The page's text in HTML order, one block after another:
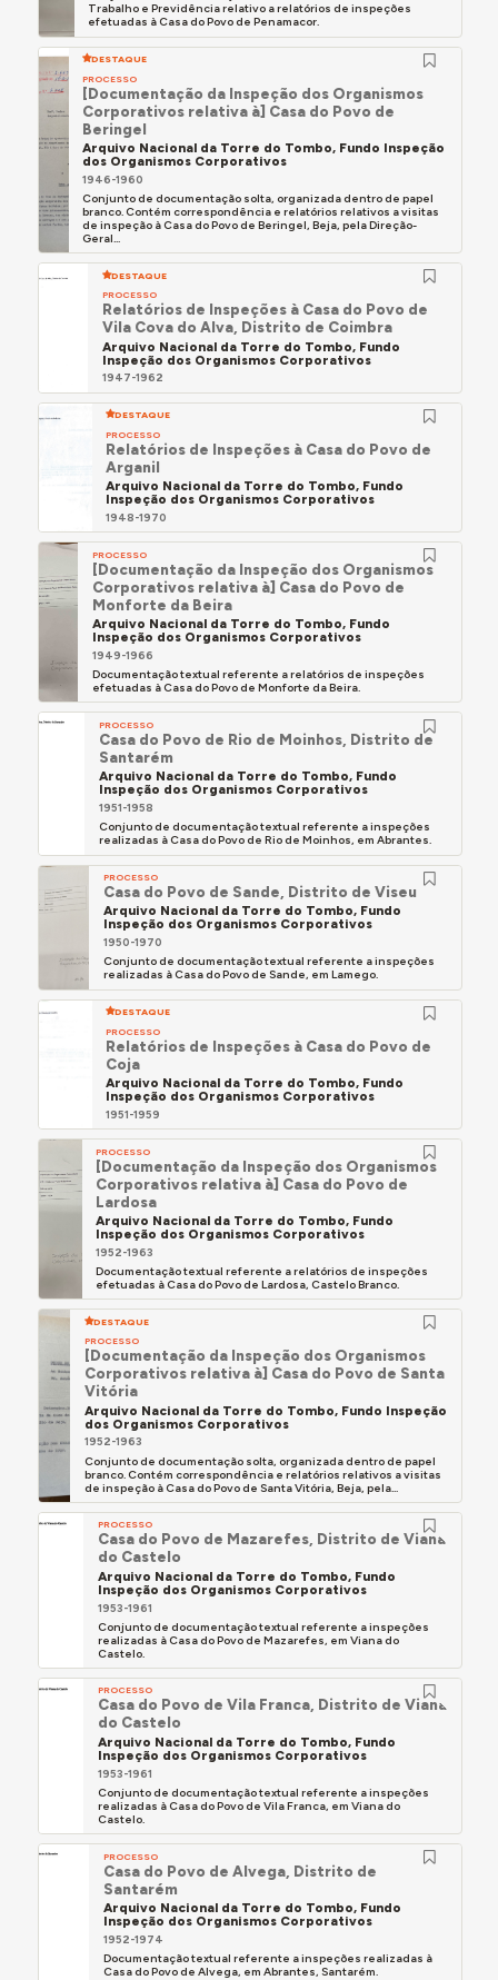
Trabalho e Previdência relativo a relatórios de inspeções
efetuadas à Casa do Povo de Penamacor.
DESTAQUE
PROCESSO
[Documentação da Inspeção dos Organismos
Corporativos relativa à] Casa do Povo de
Beringel
Arquivo Nacional da Torre do Tombo, Fundo Inspeção
dos Organismos Corporativos
1946-1960
Conjunto de documentação solta, organizada dentro de papel
branco. Contém correspondência e relatórios relativos a visitas
de inspeção à Casa do Povo de Beringel, Beja, pela Direção-
Geral...
DESTAQUE
PROCESSO
Relatórios de Inspeções à Casa do Povo de
Vila Cova do Alva, Distrito de Coimbra
Arquivo Nacional da Torre do Tombo, Fundo
Inspeção dos Organismos Corporativos
1947-1962
DESTAQUE
PROCESSO
Relatórios de Inspeções à Casa do Povo de
Arganil
Arquivo Nacional da Torre do Tombo, Fundo
Inspeção dos Organismos Corporativos
1948-1970
PROCESSO
[Documentação da Inspeção dos Organismos
Corporativos relativa à] Casa do Povo de
Monforte da Beira
Arquivo Nacional da Torre do Tombo, Fundo
Inspeção dos Organismos Corporativos
1949-1966
Documentação textual referente a relatórios de inspeções
efetuadas à Casa do Povo de Monforte da Beira.
PROCESSO
Casa do Povo de Rio de Moinhos, Distrito de
Santarém
Arquivo Nacional da Torre do Tombo, Fundo
Inspeção dos Organismos Corporativos
1951-1958
Conjunto de documentação textual referente a inspeções
realizadas à Casa do Povo de Rio de Moinhos, em Abrantes.
PROCESSO
Casa do Povo de Sande, Distrito de Viseu
Arquivo Nacional da Torre do Tombo, Fundo
Inspeção dos Organismos Corporativos
1950-1970
Conjunto de documentação textual referente a inspeções
realizadas à Casa do Povo de Sande, em Lamego.
DESTAQUE
PROCESSO
Relatórios de Inspeções à Casa do Povo de
Coja
Arquivo Nacional da Torre do Tombo, Fundo
Inspeção dos Organismos Corporativos
1951-1959
PROCESSO
[Documentação da Inspeção dos Organismos
Corporativos relativa à] Casa do Povo de
Lardosa
Arquivo Nacional da Torre do Tombo, Fundo
Inspeção dos Organismos Corporativos
1952-1963
Documentação textual referente a relatórios de inspeções
efetuadas à Casa do Povo de Lardosa, Castelo Branco.
DESTAQUE
PROCESSO
[Documentação da Inspeção dos Organismos
Corporativos relativa à] Casa do Povo de Santa
Vitória
Arquivo Nacional da Torre do Tombo, Fundo Inspeção
dos Organismos Corporativos
1952-1963
Conjunto de documentação solta, organizada dentro de papel
branco. Contém correspondência e relatórios relativos a visitas
de inspeção à Casa do Povo de Santa Vitória, Beja, pela...
PROCESSO
Casa do Povo de Mazarefes, Distrito de Viana
do Castelo
Arquivo Nacional da Torre do Tombo, Fundo
Inspeção dos Organismos Corporativos
1953-1961
Conjunto de documentação textual referente a inspeções
realizadas à Casa do Povo de Mazarefes, em Viana do
Castelo.
PROCESSO
Casa do Povo de Vila Franca, Distrito de Viana
do Castelo
Arquivo Nacional da Torre do Tombo, Fundo
Inspeção dos Organismos Corporativos
1953-1961
Conjunto de documentação textual referente a inspeções
realizadas à Casa do Povo de Vila Franca, em Viana do
Castelo.
PROCESSO
Casa do Povo de Alvega, Distrito de
Santarém
Arquivo Nacional da Torre do Tombo, Fundo
Inspeção dos Organismos Corporativos
1952-1974
Documentação textual referente a inspeções realizadas à
Casa do Povo de Alvega, em Abrantes, Santarém.